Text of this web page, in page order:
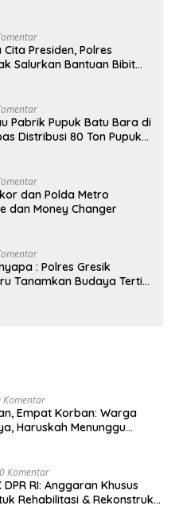
Presiden, Polres
Salurkan Bantuan Bibit
Pabrik Pupuk Batu Bara di
Distribusi 80 Ton Pupuk
dan Polda Metro
dan Money Changer
: Polres Gresik
Tanamkan Budaya Tertib
Komentar
Empat Korban: Warga
Haruskah Menunggu
0 Komentar
RI: Anggaran Khusus
Rehabilitasi & Rekonstruksi